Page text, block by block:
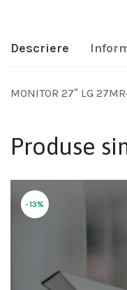
Descriere
MONITOR 27″ LG
Produse
-13%